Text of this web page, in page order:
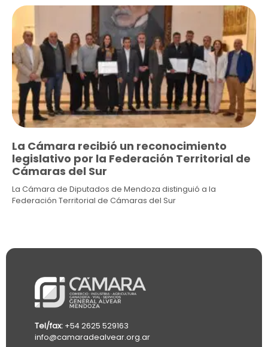
La Cámara recibió un reconocimiento
legislativo por la Federación Territorial de
Cámaras del Sur
La Cámara de Diputados de Mendoza distinguió a la
Federación Territorial de Cámaras del Sur
Tel/fax: +54 2625 529163
info@camaradealvear.org.ar